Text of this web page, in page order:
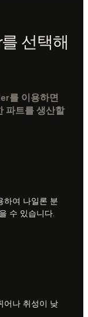
선택해
를 이용하면
파트를 생산할
하여 나일론 분
수 있습니다.
어나 취성이 낮